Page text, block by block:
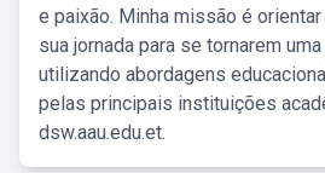
e paixão. Minha missão é
sua jornada para se tornarem
utilizando abordagens
pelas principais instituições
dsw.aau.edu.et.